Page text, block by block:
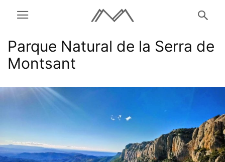
Parque Natural de la Serra de
Montsant